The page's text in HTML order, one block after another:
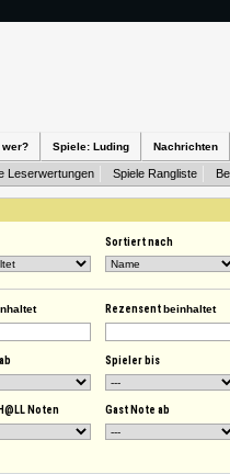
wer? Spiele: Luding Nachrichten
Leserwertungen Spiele Rangliste
Sortiert nach
Rezensentbeinhaltet
Spieler bis
Noten Gast Note ab